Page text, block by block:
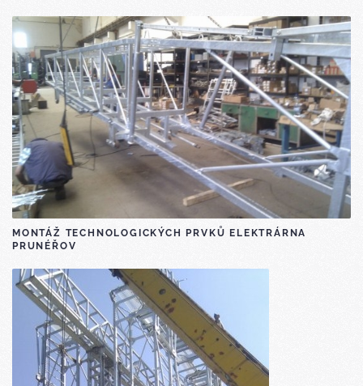
MONTÁŽ TECHNOLOGICKÝCH PRVKŮ ELEKTRÁRNA
PRUNÉŘOV